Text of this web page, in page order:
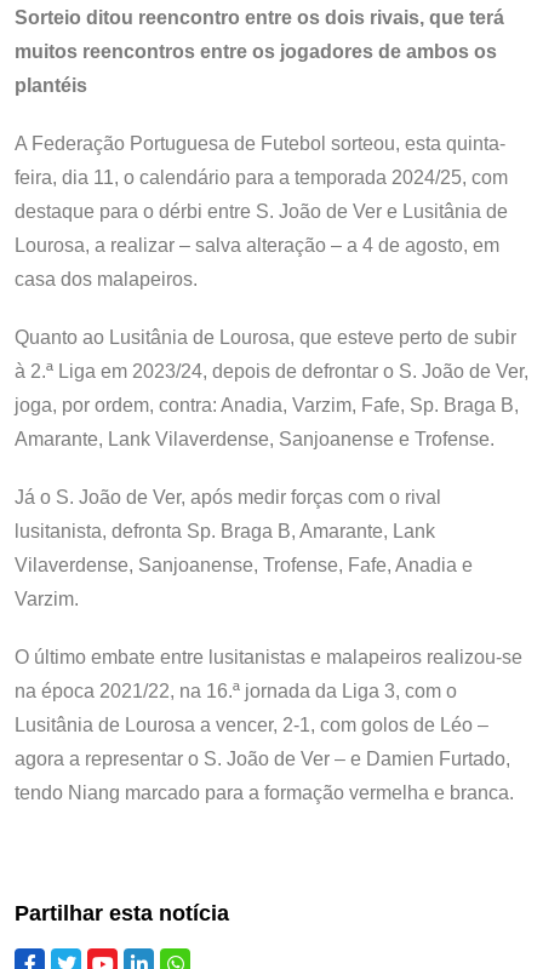
Sorteio ditou reencontro entre os dois rivais, que terá
muitos reencontros entre os jogadores de ambos os
plantéis
A Federação Portuguesa de Futebol sorteou, esta quinta-
feira, dia 11, o calendário para a temporada 2024/25, com
destaque para o dérbi entre S. João de Ver e Lusitânia de
Lourosa, a realizar – salva alteração – a 4 de agosto, em
casa dos malapeiros.
Quanto ao Lusitânia de Lourosa, que esteve perto de subir
à 2.ª Liga em 2023/24, depois de defrontar o S. João de Ver,
joga, por ordem, contra: Anadia, Varzim, Fafe, Sp. Braga B,
Amarante, Lank Vilaverdense, Sanjoanense e Trofense.
Já o S. João de Ver, após medir forças com o rival
lusitanista, defronta Sp. Braga B, Amarante, Lank
Vilaverdense, Sanjoanense, Trofense, Fafe, Anadia e
Varzim.
O último embate entre lusitanistas e malapeiros realizou-se
na época 2021/22, na 16.ª jornada da Liga 3, com o
Lusitânia de Lourosa a vencer, 2-1, com golos de Léo –
agora a representar o S. João de Ver – e Damien Furtado,
tendo Niang marcado para a formação vermelha e branca.
Partilhar esta notícia